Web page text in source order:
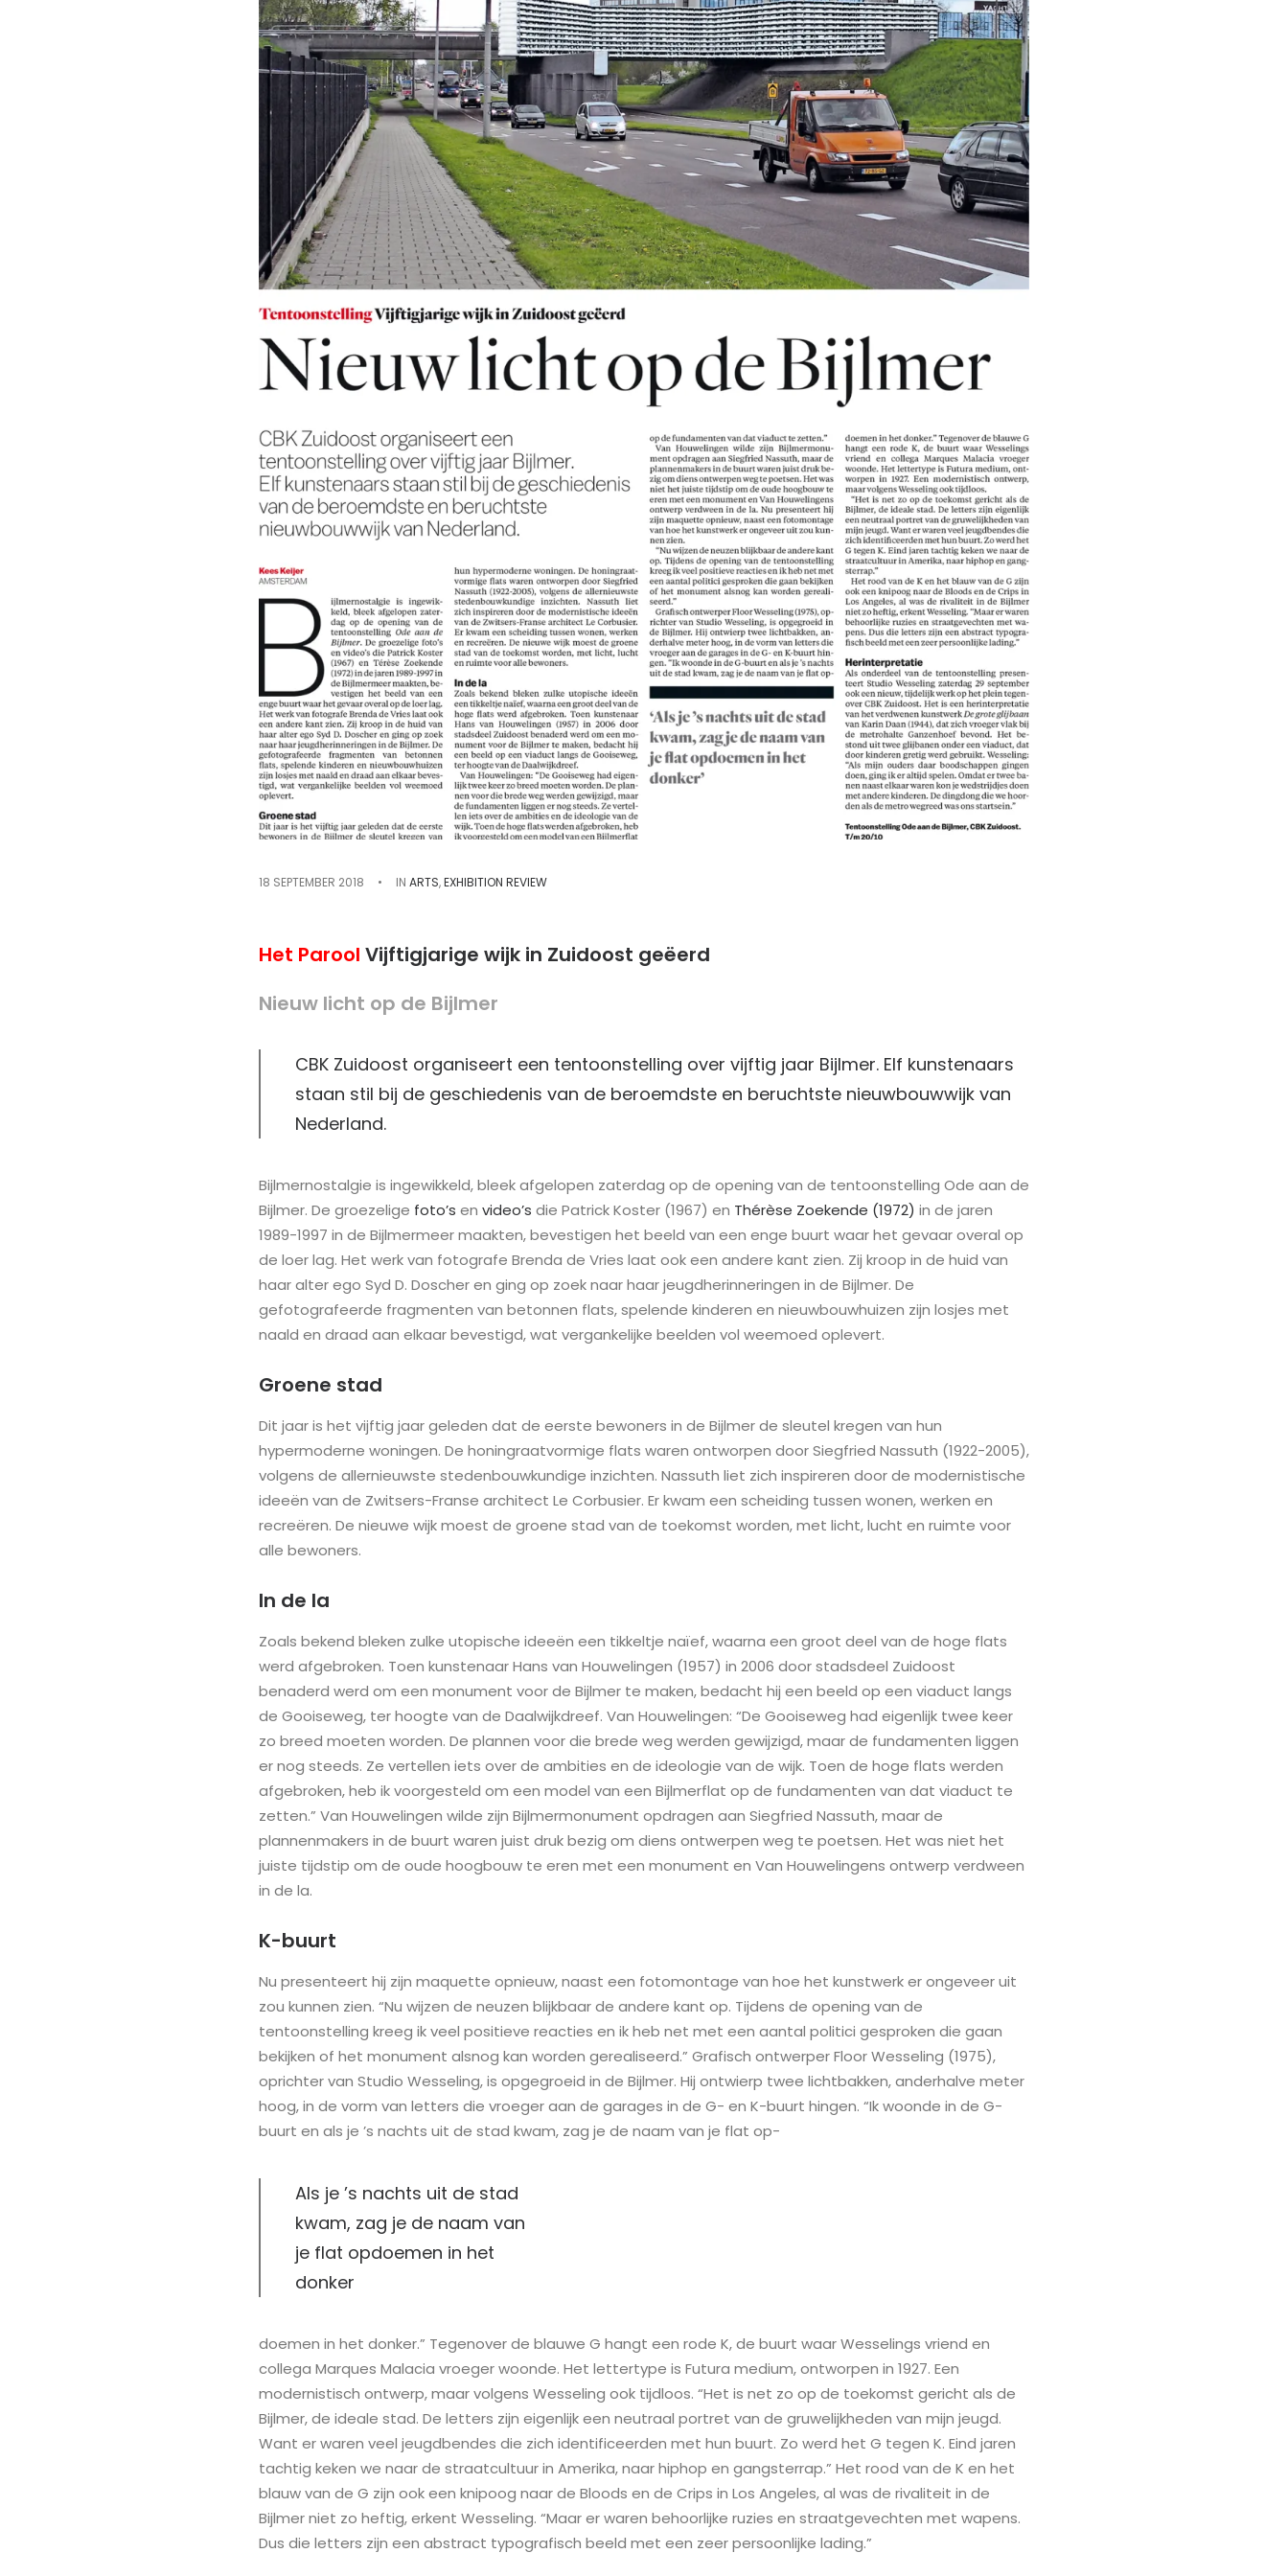
18 SEPTEMBER 2018 • IN ARTS,EXHIBITION REVIEW
Het Parool Vijftigjarige wijk in Zuidoost geëerd
Nieuw licht op de Bijlmer
CBK Zuidoost organiseert een tentoonstelling over vijftig jaar Bijlmer. Elf kunstenaars
staan stil bij de geschiedenis van de beroemdste en beruchtste nieuwbouwwijk van
Nederland.
Bijlmernostalgie is ingewikkeld, bleek afgelopen zaterdag op de opening van de tentoonstelling Ode aan de
Bijlmer. De groezelige foto’s en video’s die Patrick Koster (1967) en Thérèse Zoekende (1972) in de jaren
1989-1997 in de Bijlmermeer maakten, bevestigen het beeld van een enge buurt waar het gevaar overal op
de loer lag. Het werk van fotografe Brenda de Vries laat ook een andere kant zien. Zij kroop in de huid van
haar alter ego Syd D. Doscher en ging op zoek naar haar jeugdherinneringen in de Bijlmer. De
gefotografeerde fragmenten van betonnen flats, spelende kinderen en nieuwbouwhuizen zijn losjes met
naald en draad aan elkaar bevestigd, wat vergankelijke beelden vol weemoed oplevert.
Groene stad
Dit jaar is het vijftig jaar geleden dat de eerste bewoners in de Bijlmer de sleutel kregen van hun
hypermoderne woningen. De honingraatvormige flats waren ontworpen door Siegfried Nassuth (1922-2005),
volgens de allernieuwste stedenbouwkundige inzichten. Nassuth liet zich inspireren door de modernistische
ideeën van de Zwitsers-Franse architect Le Corbusier. Er kwam een scheiding tussen wonen, werken en
recreëren. De nieuwe wijk moest de groene stad van de toekomst worden, met licht, lucht en ruimte voor
alle bewoners.
In de la
Zoals bekend bleken zulke utopische ideeën een tikkeltje naïef, waarna een groot deel van de hoge flats
werd afgebroken. Toen kunstenaar Hans van Houwelingen (1957) in 2006 door stadsdeel Zuidoost
benaderd werd om een monument voor de Bijlmer te maken, bedacht hij een beeld op een viaduct langs
de Gooiseweg, ter hoogte van de Daalwijkdreef. Van Houwelingen: “De Gooiseweg had eigenlijk twee keer
zo breed moeten worden. De plannen voor die brede weg werden gewijzigd, maar de fundamenten liggen
er nog steeds. Ze vertellen iets over de ambities en de ideologie van de wijk. Toen de hoge flats werden
afgebroken, heb ik voorgesteld om een model van een Bijlmerflat op de fundamenten van dat viaduct te
zetten.” Van Houwelingen wilde zijn Bijlmermonument opdragen aan Siegfried Nassuth, maar de
plannenmakers in de buurt waren juist druk bezig om diens ontwerpen weg te poetsen. Het was niet het
juiste tijdstip om de oude hoogbouw te eren met een monument en Van Houwelingens ontwerp verdween
in de la.
K-buurt
Nu presenteert hij zijn maquette opnieuw, naast een fotomontage van hoe het kunstwerk er ongeveer uit
zou kunnen zien. “Nu wijzen de neuzen blijkbaar de andere kant op. Tijdens de opening van de
tentoonstelling kreeg ik veel positieve reacties en ik heb net met een aantal politici gesproken die gaan
bekijken of het monument alsnog kan worden gerealiseerd.” Grafisch ontwerper Floor Wesseling (1975),
oprichter van Studio Wesseling, is opgegroeid in de Bijlmer. Hij ontwierp twee lichtbakken, anderhalve meter
hoog, in de vorm van letters die vroeger aan de garages in de G- en K-buurt hingen. “Ik woonde in de G-
buurt en als je ’s nachts uit de stad kwam, zag je de naam van je flat op-
Als je ’s nachts uit de stad
kwam, zag je de naam van
je flat opdoemen in het
donker
doemen in het donker.” Tegenover de blauwe G hangt een rode K, de buurt waar Wesselings vriend en
collega Marques Malacia vroeger woonde. Het lettertype is Futura medium, ontworpen in 1927. Een
modernistisch ontwerp, maar volgens Wesseling ook tijdloos. “Het is net zo op de toekomst gericht als de
Bijlmer, de ideale stad. De letters zijn eigenlijk een neutraal portret van de gruwelijkheden van mijn jeugd.
Want er waren veel jeugdbendes die zich identificeerden met hun buurt. Zo werd het G tegen K. Eind jaren
tachtig keken we naar de straatcultuur in Amerika, naar hiphop en gangsterrap.” Het rood van de K en het
blauw van de G zijn ook een knipoog naar de Bloods en de Crips in Los Angeles, al was de rivaliteit in de
Bijlmer niet zo heftig, erkent Wesseling. “Maar er waren behoorlijke ruzies en straatgevechten met wapens.
Dus die letters zijn een abstract typografisch beeld met een zeer persoonlijke lading.”